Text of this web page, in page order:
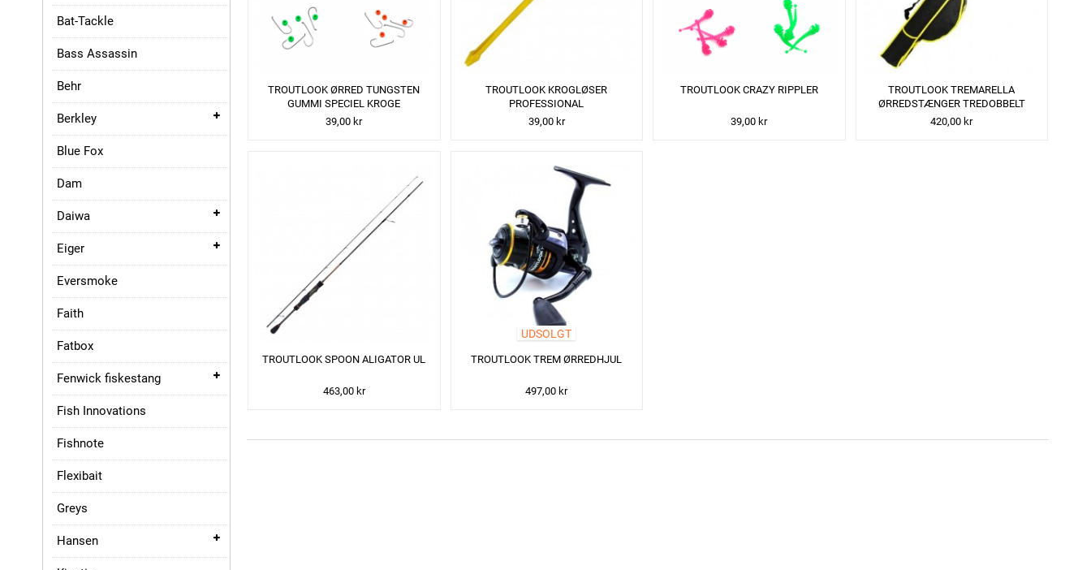
TROUTLOOK ØRRED TUNGSTEN
GUMMI SPECIEL KROGE
39,00 kr
TROUTLOOK KROGLØSER
PROFESSIONAL
39,00 kr
TROUTLOOK CRAZY RIPPLER
39,00 kr
TROUTLOOK TREMARELLA
ØRREDSTÆNGER TREDOBBELT
TASKE 125CM
420,00 kr
TROUTLOOK SPOON ALIGATOR UL
463,00 kr
UDSOLGT
TROUTLOOK TREM ØRREDHJUL
497,00 kr
Bat-Tackle
Bass Assassin
Behr
Berkley
Blue Fox
Dam
Daiwa
Eiger
Eversmoke
Faith
Fatbox
Fenwick fiskestang
Fish Innovations
Fishnote
Flexibait
Greys
Hansen